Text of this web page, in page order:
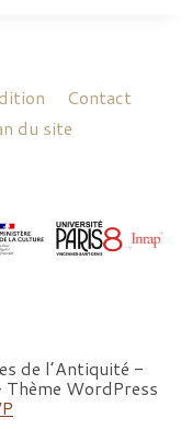
Contact
du site
de l’Antiquité -
WordPress